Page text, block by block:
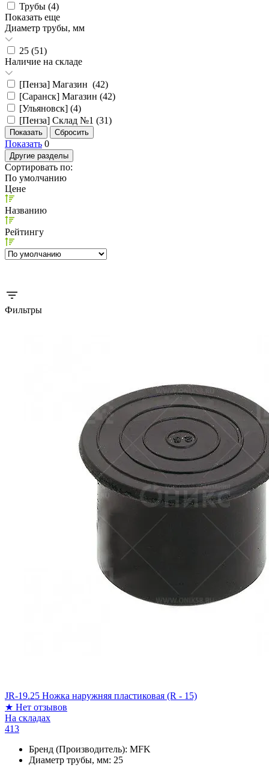
Трубы (4)
Показать еще
Диаметр трубы, мм
25 (51)
Наличие на складе
[Пенза] Магазин (42)
[Саранск] Магазин (42)
[Ульяновск] (4)
[Пенза] Склад №1 (31)
Показать 0
Другие разделы
Сортировать по:
По умолчанию
Цене
Названию
Рейтингу
Фильтры
JR-19.25 Ножка наружняя пластиковая (R - 15)
★ Нет отзывов
На складах
413
Бренд (Производитель): MFK
Диаметр трубы, мм: 25